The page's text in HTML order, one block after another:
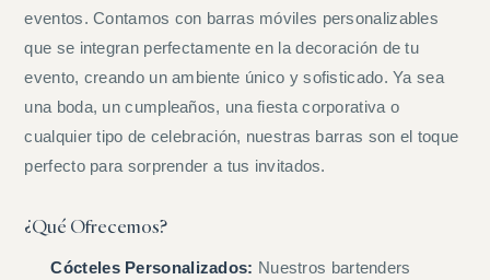
eventos. Contamos con barras móviles personalizables
que se integran perfectamente en la decoración de tu
evento, creando un ambiente único y sofisticado. Ya sea
una boda, un cumpleaños, una fiesta corporativa o
cualquier tipo de celebración, nuestras barras son el toque
perfecto para sorprender a tus invitados.
¿Qué Ofrecemos?
Cócteles Personalizados: Nuestros bartenders